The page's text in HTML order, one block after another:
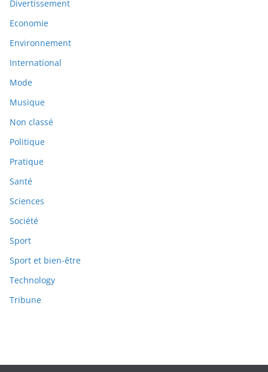
Divertissement
Economie
Environnement
International
Mode
Musique
Non classé
Politique
Pratique
Santé
Sciences
Société
Sport
Sport et bien-être
Technology
Tribune